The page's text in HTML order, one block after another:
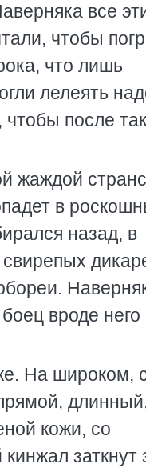
все
чтобы
что лишь
лелеять
после
жаждой
в
назад, в
вроде него
На широком,
кожи, со
заткнут